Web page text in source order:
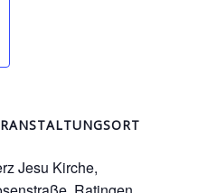
Jesu Kirche,